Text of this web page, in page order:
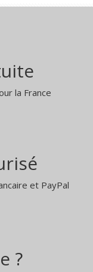
la France
et PayPal
?